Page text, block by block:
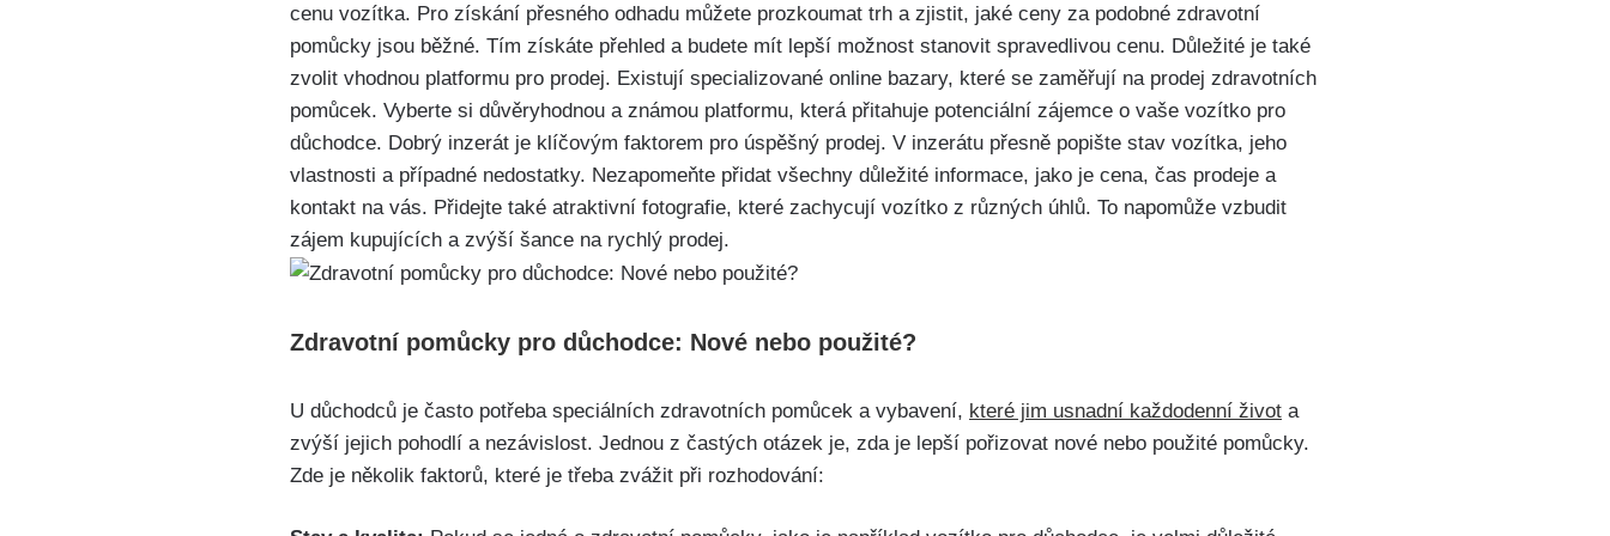
cenu vozítka. Pro získání přesného odhadu můžete prozkoumat trh a zjistit, jaké ceny za podobné zdravotní
pomůcky jsou běžné. Tím získáte přehled a budete mít lepší možnost stanovit spravedlivou cenu. Důležité je také
zvolit vhodnou platformu pro prodej. Existují specializované online bazary, které se zaměřují na prodej zdravotních
pomůcek. Vyberte si důvěryhodnou a známou platformu, která přitahuje potenciální zájemce o vaše vozítko pro
důchodce. Dobrý inzerát je klíčovým faktorem pro úspěšný prodej. V inzerátu přesně popište stav vozítka, jeho
vlastnosti a případné nedostatky. Nezapomeňte přidat všechny důležité informace, jako je cena, čas prodeje a
kontakt na vás. Přidejte také atraktivní fotografie, které zachycují vozítko z různých úhlů. To napomůže vzbudit
zájem kupujících a zvýší šance na rychlý prodej.
Zdravotní pomůcky pro důchodce: Nové nebo použité?
U důchodců je často potřeba speciálních zdravotních pomůcek a vybavení, které jim usnadní každodenní život a
zvýší jejich pohodlí a nezávislost. Jednou z častých otázek je, zda je lepší pořizovat nové nebo použité pomůcky.
Zde je několik faktorů, které je třeba zvážit při rozhodování: